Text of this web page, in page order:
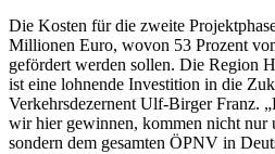
Die Kosten für die zweite
Millionen Euro, wovon 53 Prozent
gefördert werden sollen. Die Region
ist eine lohnende Investition in die
Verkehrsdezernent Ulf-Birger Franz.
wir hier gewinnen, kommen nicht nur
sondern dem gesamten ÖPNV in